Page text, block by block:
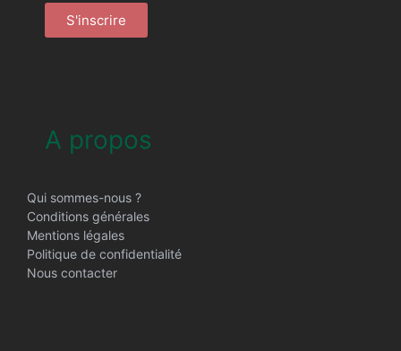
A propos
Qui sommes-nous ?
Conditions générales
Mentions légales
Politique de confidentialité
Nous contacter
S'inscrire